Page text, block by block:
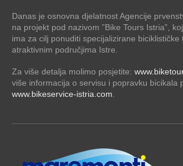
Danas je osnovna djelatnost Agencije
na projekt pod nazivom ”Bike Tours Istria”,
ima za cilj ponuditi specijalizirane biciklističke
atraktivnim područjima Istre.
Za više detalja molimo posjetite:
više informacija o servisu i popravku bicikala
www.bikeservice-istria.com